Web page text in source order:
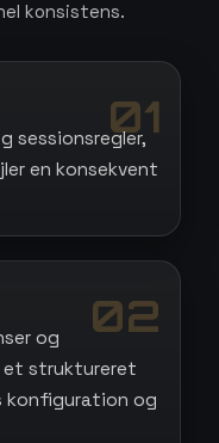
konsistens.
01
sessionsregler,
en konsekvent
02
og
et struktureret
konfiguration og